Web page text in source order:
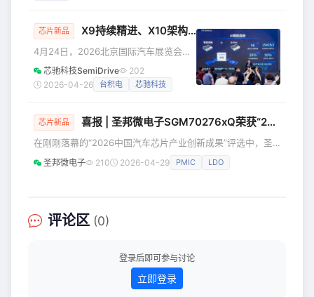
浩、银河通用具身本体高级研发总监贾凯宾等机构领导及产业
链领袖莅临现场，共同见证这一重要时刻，对芯驰科技的技术
纵深与量产交付能力给予
芯片新品 X9持续精进、X10架构革新，芯驰座舱全场景覆盖夯实量产领先
4月24日，2026北京国际汽车展览会期
间，国产芯片领军企业芯驰科技全面展
示了备受期待的AI座舱芯片X10的最新进
芯驰深耕座舱算力，以座舱的全场景覆
位。 芯驰CTO孙鸣乐北京车展演讲 发布
会上，芯驰科技CTO孙鸣乐明确指出：
芯驰科技SemiDrive
202
2026-04-26
台积电 芯驰科技
芯片新品 喜报 | 圣邦微电子SGM70276xQ荣获“2026年度创新力汽车芯片”！
在刚刚落幕的“2026中国汽车芯片产业创新成果”评选中，圣
邦微电子SGM70276xQ凭借卓越的集成能力与创新设计，从
器与一个高PSRR LDO，专为空间受限、性能严苛的汽车应用
而生。 **💡 创新亮点一：LVBuck2输
圣邦微电子 210 2026-04-29 PMIC LDO
评论区 (0)
登录后即可参与讨论
立即登录